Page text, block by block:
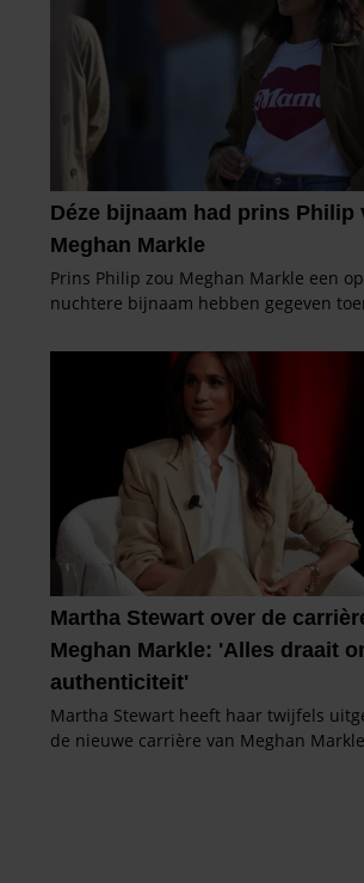
partners kunnen deze gegevens
informatie die u aan ze heeft verstrekt of
verzameld op basis van uw gebruik van
gaat akkoord met onze cookies als u
gebruiken.